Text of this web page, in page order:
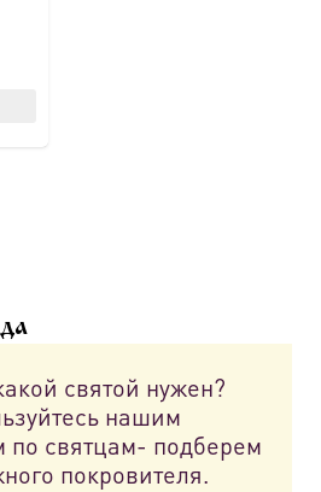
святой нужен?
нашим
по святцам- подберем
покровителя.